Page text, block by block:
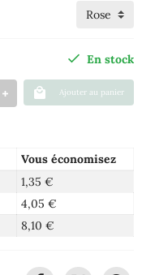
En stock
Ajouter au panier
Vous économisez
1,35 €
4,05 €
8,10 €